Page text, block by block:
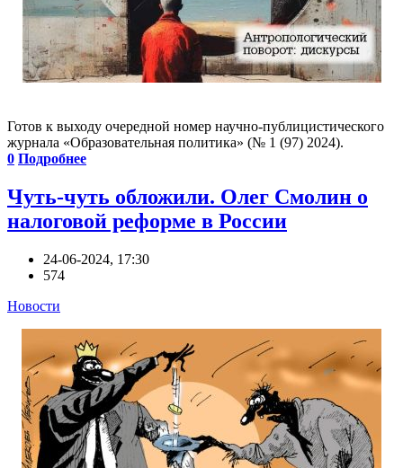
Готов к выходу очередной номер научно-публицистического
журнала «Образовательная политика» (№ 1 (97) 2024).
0 Подробнее
Чуть-чуть обложили. Олег Смолин о
налоговой реформе в России
24-06-2024, 17:30
574
Новости